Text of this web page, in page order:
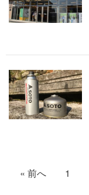
« 前へ 1